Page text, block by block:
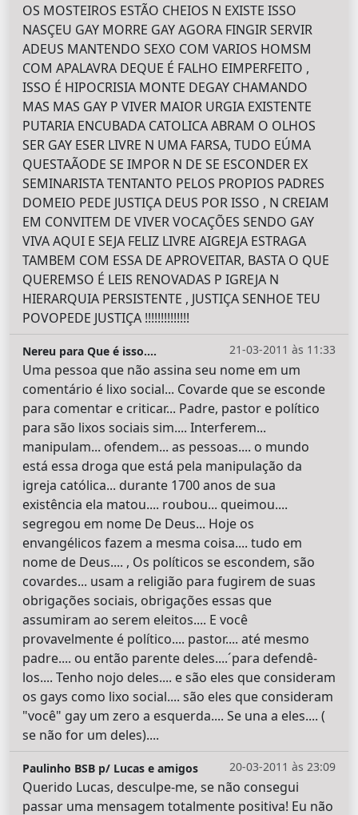
OS MOSTEIROS ESTÃO CHEIOS N EXISTE ISSO
NASÇEU GAY MORRE GAY AGORA FINGIR SERVIR
ADEUS MANTENDO SEXO COM VARIOS HOMSM
COM APALAVRA DEQUE É FALHO EIMPERFEITO ,
ISSO É HIPOCRISIA MONTE DEGAY CHAMANDO
MAS MAS GAY P VIVER MAIOR URGIA EXISTENTE
PUTARIA ENCUBADA CATOLICA ABRAM O OLHOS
SER GAY ESER LIVRE N UMA FARSA, TUDO EÚMA
QUESTAÃODE SE IMPOR N DE SE ESCONDER EX
SEMINARISTA TENTANTO PELOS PROPIOS PADRES
DOMEIO PEDE JUSTIÇA DEUS POR ISSO , N CREIAM
EM CONVITEM DE VIVER VOCAÇÕES SENDO GAY
VIVA AQUI E SEJA FELIZ LIVRE AIGREJA ESTRAGA
TAMBEM COM ESSA DE APROVEITAR, BASTA O QUE
QUEREMSO É LEIS RENOVADAS P IGREJA N
HIERARQUIA PERSISTENTE , JUSTIÇA SENHOE TEU
POVOPEDE JUSTIÇA !!!!!!!!!!!!!!
21-03-2011 às 11:33
Nereu para Que é isso....
Uma pessoa que não assina seu nome em um
comentário é lixo social... Covarde que se esconde
para comentar e criticar... Padre, pastor e político
para são lixos sociais sim.... Interferem...
manipulam... ofendem... as pessoas.... o mundo
está essa droga que está pela manipulação da
igreja católica... durante 1700 anos de sua
existência ela matou.... roubou... queimou....
segregou em nome De Deus... Hoje os
envangélicos fazem a mesma coisa.... tudo em
nome de Deus.... , Os políticos se escondem, são
covardes... usam a religião para fugirem de suas
obrigações sociais, obrigações essas que
assumiram ao serem eleitos.... E você
provavelmente é político.... pastor.... até mesmo
padre.... ou então parente deles....´para defendê-
los.... Tenho nojo deles.... e são eles que consideram
os gays como lixo social.... são eles que consideram
"você" gay um zero a esquerda.... Se una a eles.... (
se não for um deles)....
20-03-2011 às 23:09
Paulinho BSB p/ Lucas e amigos
Querido Lucas, desculpe-me, se não consegui
passar uma mensagem totalmente positiva! Eu não